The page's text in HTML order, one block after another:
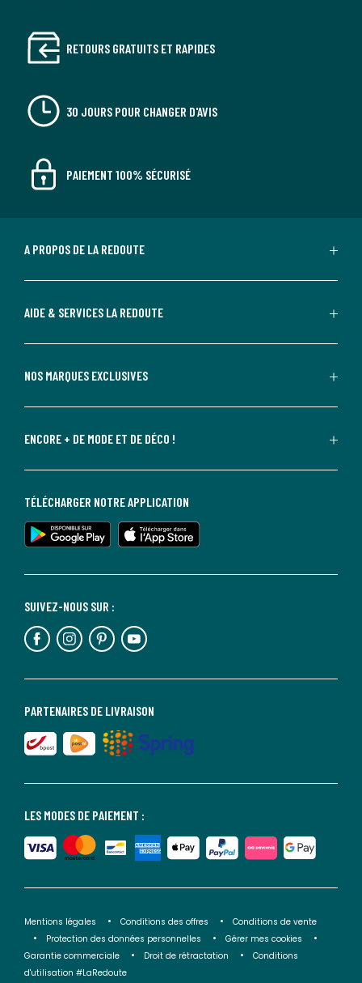
RETOURS GRATUITS ET RAPIDES
30 JOURS POUR CHANGER D'AVIS
PAIEMENT 100% SÉCURISÉ
A PROPOS DE LA REDOUTE
AIDE & SERVICES LA REDOUTE
NOS MARQUES EXCLUSIVES
ENCORE + DE MODE ET DE DÉCO !
LES MODES DE PAIEMENT :
PARTENAIRES DE LIVRAISON
SUIVEZ-NOUS SUR :
TÉLÉCHARGER NOTRE APPLICATION
Mentions légales Conditions des offres
Conditions de vente
Protection des données personnelles
Gérer mes cookies
Garantie commerciale
Droit de rétractation
Conditions
d'utilisation #LaRedoute